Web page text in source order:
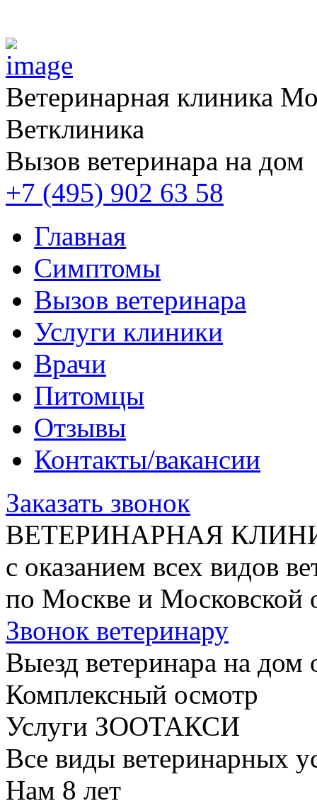
Ветеринарная клиника
Ветклиника
Вызов ветеринара на дом
+7 (495) 902 63 58
Главная
Симптомы
Вызов ветеринара
Услуги клиники
Врачи
Питомцы
Отзывы
Контакты/вакансии
Заказать звонок
ВЕТЕРИНАРНАЯ
с оказанием всех видов
по Москве и Московской
Звонок ветеринару
Выезд ветеринара на дом
Комплексный осмотр
Услуги ЗООТАКСИ
Все виды ветеринарных
Нам 8 лет